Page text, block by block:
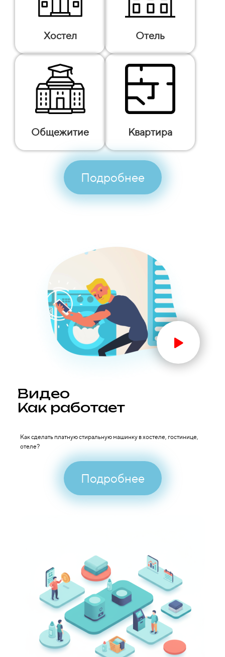
Хостел Отель
Общежитие Квартира
Подробнее
Видео
Как работает
Как сделать платную стиральную машинку в хостеле, гостинице,
отеле?
Подробнее